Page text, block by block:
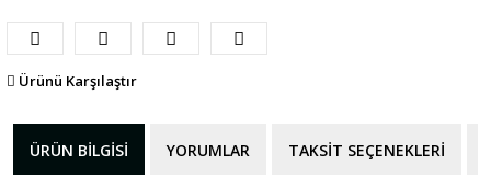
Ürünü Karşılaştır
ÜRÜN BILGISI YORUMLAR TAKSIT SEÇENEKLERI